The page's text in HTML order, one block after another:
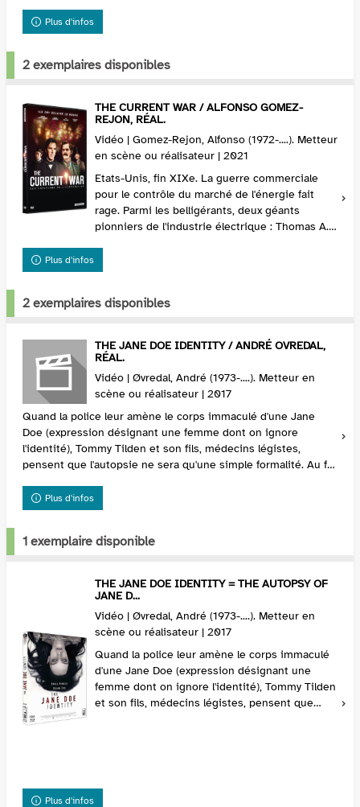
Plus d'infos
2 exemplaires disponibles
THE CURRENT WAR / ALFONSO GOMEZ-
REJON, RÉAL.
Vidéo | Gomez-Rejon, Alfonso (1972-....). Metteur
en scène ou réalisateur | 2021
Etats-Unis, fin XIXe. La guerre commerciale
pour le contrôle du marché de l'énergie fait
rage. Parmi les belligérants, deux géants
pionniers de l'industrie électrique : Thomas A.
Plus d'infos
2 exemplaires disponibles
THE JANE DOE IDENTITY / ANDRÉ OVREDAL,
RÉAL.
Vidéo | Øvredal, André (1973-....). Metteur en
scène ou réalisateur | 2017
Quand la police leur amène le corps immaculé d'une Jane
Doe (expression désignant une femme dont on ignore
l'identité), Tommy Tilden et son fils, médecins légistes,
pensent que l'autopsie ne sera qu'une simple formalité. Au fur
Plus d'infos
1 exemplaire disponible
THE JANE DOE IDENTITY = THE AUTOPSY OF
JANE D...
Vidéo | Øvredal, André (1973-....). Metteur en
scène ou réalisateur | 2017
Quand la police leur amène le corps immaculé
d'une Jane Doe (expression désignant une
femme dont on ignore l'identité), Tommy Tilden
et son fils, médecins légistes, pensent que
Plus d'infos